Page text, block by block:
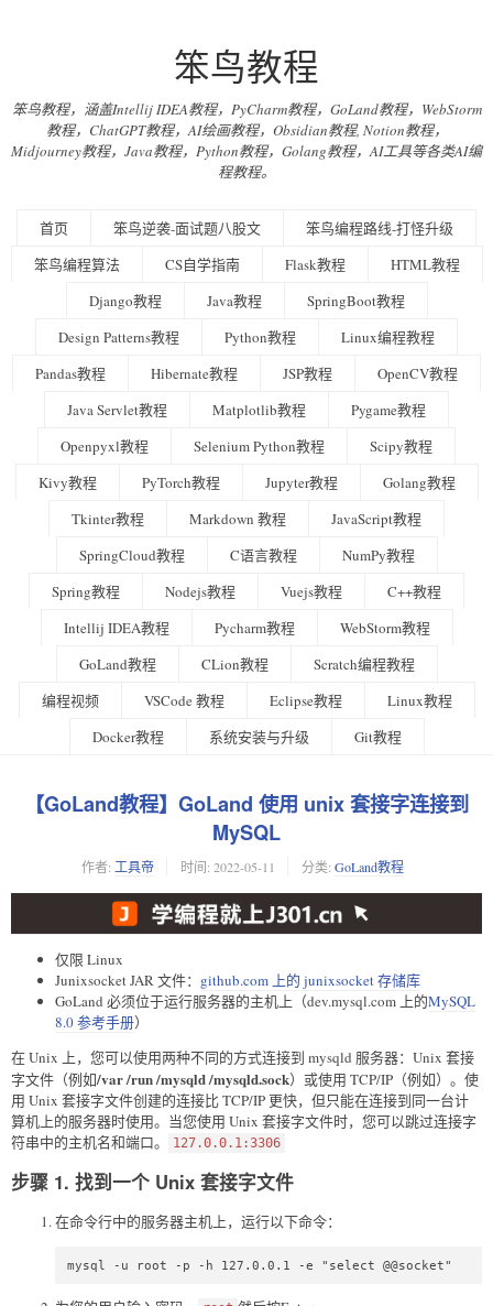
笨鸟教程
笨鸟教程，涵盖Intellij IDEA教程，PyCharm教程，GoLand教程，WebStorm
教程，ChatGPT教程，AI绘画教程，Obsidian教程, Notion教程，
Midjourney教程，Java教程，Python教程，Golang教程，AI工具等各类AI编
程教程。
首页 笨鸟逆袭-面试题八股文
笨鸟编程路线-打怪升级
笨鸟编程算法
CS自学指南 Flask教程
HTML教程
Django教程
Java教程
SpringBoot教程
Design Patterns教程
Python教程
Linux编程教程
Pandas教程
Hibernate教程 JSP教程
OpenCV教程
Java Servlet教程
Matplotlib教程
Pygame教程
Openpyxl教程
Selenium Python教程
Scipy教程
Kivy教程
PyTorch教程 Jupyter教程
Golang教程
Tkinter教程
Markdown 教程
JavaScript教程
SpringCloud教程
C语言教程
NumPy教程
Spring教程
Nodejs教程 Vuejs教程
C++教程
Intellij IDEA教程
Pycharm教程
WebStorm教程
GoLand教程
CLion教程
Scratch编程教程
编程视频
VSCode 教程 Eclipse教程
Linux教程
Docker教程
系统安装与升级 Git教程
【GoLand教程】GoLand 使用 unix 套接字连接到
MySQL
作者: 工具帝 时间: 2022-05-11 分类: GoLand教程
仅限 Linux
Junixsocket JAR 文件： github.com 上的 junixsocket 存储库
GoLand 必须位于运行服务器的主机上（dev.mysql.com 上的MySQL
8.0 参考手册）
在 Unix 上，您可以使用两种不同的方式连接到 mysqld 服务器：Unix 套接
字文件（例如/var/run/mysqld/mysqld.sock）或使用 TCP/IP（例如）。使
用 Unix 套接字文件创建的连接比 TCP/IP 更快，但只能在连接到同一台计
算机上的服务器时使用。当您使用 Unix 套接字文件时，您可以跳过连接字
符串中的主机名和端口。
127.0.0.1:3306
步骤 1. 找到一个 Unix 套接字文件
在命令行中的服务器主机上，运行以下命令：
mysql -u root -p -h 127.0.0.1 -e "select @@socket"